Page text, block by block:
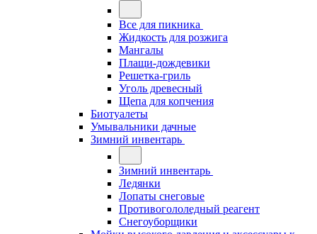
Все для пикника
Жидкость для розжига
Мангалы
Плащи-дождевики
Решетка-гриль
Уголь древесный
Щепа для копчения
Биотуалеты
Умывальники дачные
Зимний инвентарь
Зимний инвентарь
Ледянки
Лопаты снеговые
Противогололедный реагент
Снегоуборщики